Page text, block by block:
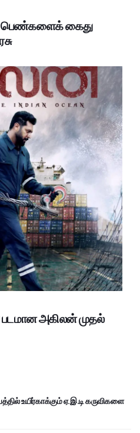
பெண்களைக் கைது
படமான அகிலன் முதல்
உயிர்காக்கும் ஏ.இ.டி கருவிகளை